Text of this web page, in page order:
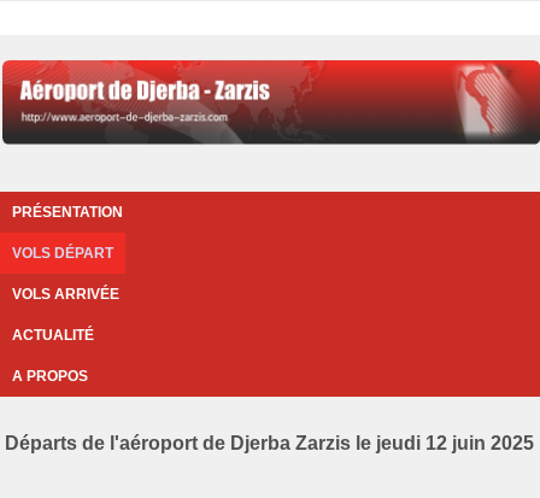
PRÉSENTATION
VOLS DÉPART
VOLS ARRIVÉE
ACTUALITÉ
A PROPOS
Départs de l'aéroport de Djerba Zarzis le jeudi 12 juin 2025